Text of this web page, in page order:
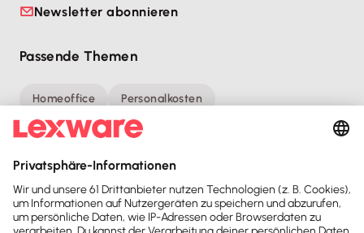
Newsletter abonnieren
Passende Themen
Homeoffice Personalkosten
Personalmanagement
Hinweis: Gendergerechte Sprache ist uns wichtig. Daher verwenden
wir auf diesem Portal, wann immer möglich, genderneutrale
Bezeichnungen. Daneben weichen wir auf das generische Maskulinum